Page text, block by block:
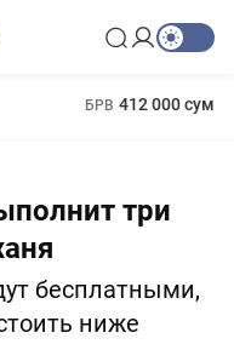
БРВ 412 000 сум
три
бесплатными,
ниже